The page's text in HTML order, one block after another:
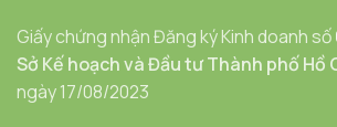
Giấy chứng nhận Đăng ký Kinh doanh số
Sở Kế hoạch và Đầu tư Thành phố Hồ
ngày 17/08/2023